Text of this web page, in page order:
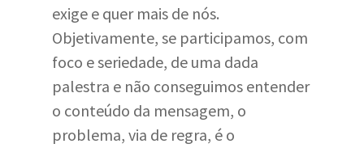
exige e quer mais de nós.
Objetivamente, se participamos, com
foco e seriedade, de uma dada
palestra e não conseguimos entender
o conteúdo da mensagem, o
problema, via de regra, é o